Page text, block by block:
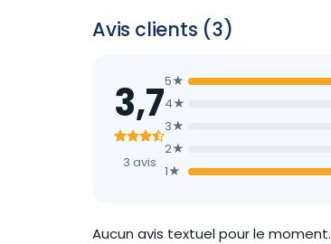
Avis clients (3)
3,7
3 avis
5★
4★
3★
2★
1★
Aucun avis textuel pour le moment.